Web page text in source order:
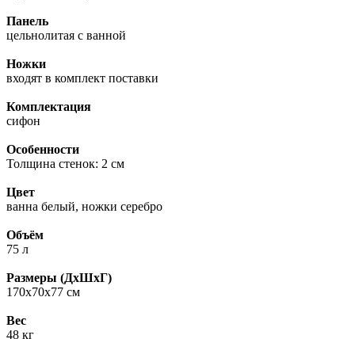
Панель
цельнолитая с ванной
Ножки
входят в комплект поставки
Комплектация
сифон
Особенности
Толщина стенок: 2 см
Цвет
ванна белый, ножки серебро
Объём
75 л
Размеры (ДхШхГ)
170х70х77 см
Вес
48 кг